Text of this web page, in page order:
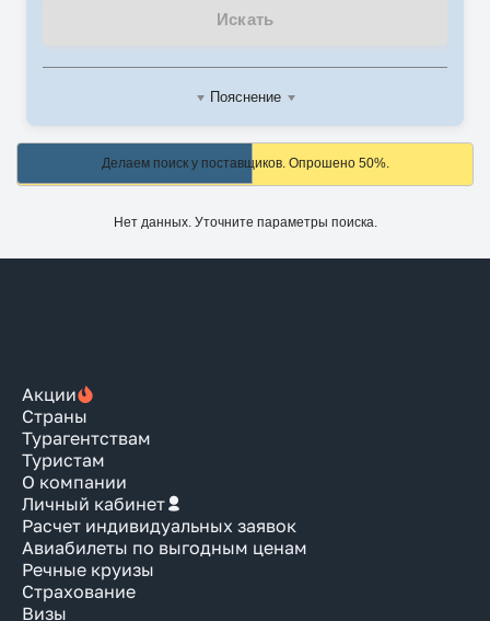
Искать
Пояснение
Делаем поиск у поставщиков. Опрошено 50%.
Нет данных. Уточните параметры поиска.
Акции
Страны
Турагентствам
Туристам
О компании
Личный кабинет
Расчет индивидуальных заявок
Авиабилеты по выгодным ценам
Речные круизы
Страхование
Визы